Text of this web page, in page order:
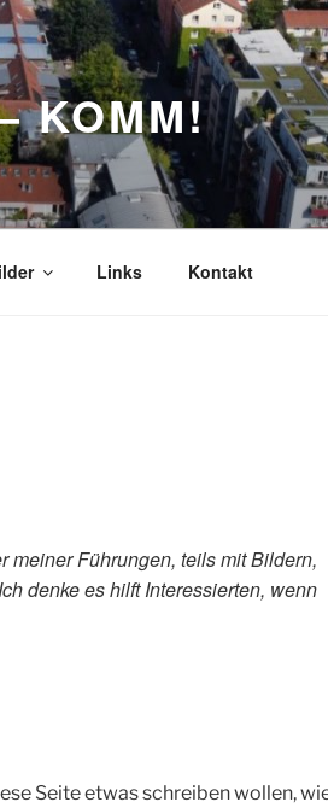
KOMM!
Links Kontakt
meiner Führungen, teils mit Bildern,
denke es hilft Interessierten, wenn
Seite etwas schreiben wollen,